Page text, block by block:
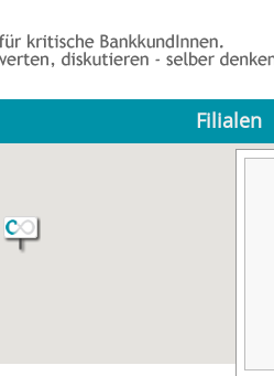
Filialen